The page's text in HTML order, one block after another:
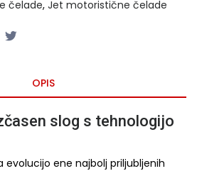
čelade, Jet motoristične čelade
OPIS
slog s tehnologijo
evolucijo ene najbolj priljubljenih